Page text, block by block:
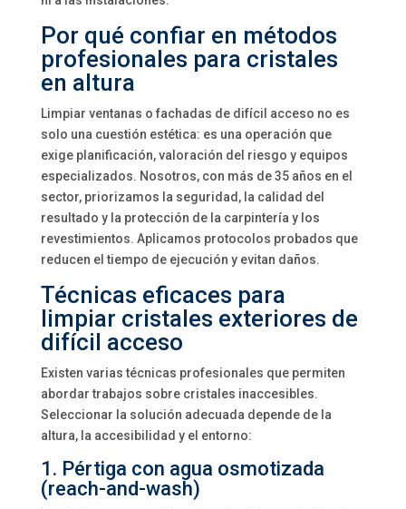
Por qué confiar en métodos
profesionales para cristales
en altura
Limpiar ventanas o fachadas de difícil acceso no es
solo una cuestión estética: es una operación que
exige planificación, valoración del riesgo y equipos
especializados. Nosotros, con más de 35 años en el
sector, priorizamos la seguridad, la calidad del
resultado y la protección de la carpintería y los
revestimientos. Aplicamos protocolos probados que
reducen el tiempo de ejecución y evitan daños.
Técnicas eficaces para
limpiar cristales exteriores de
difícil acceso
Existen varias técnicas profesionales que permiten
abordar trabajos sobre cristales inaccesibles.
Seleccionar la solución adecuada depende de la
altura, la accesibilidad y el entorno:
1. Pértiga con agua osmotizada
(reach-and-wash)